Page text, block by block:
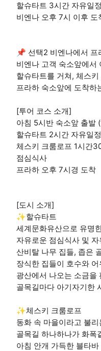
할슈타트 3시간 자유일
비엔나 오후 7시 이후 도
📌 선택2 비엔나에서
비엔나 고객 숙소앞에서
할슈타트를 거쳐, 체스
프라하 숙소앞에 도착하
[투어 코스 소개]
아침 5시반 숙소앞 출발
할슈타트 2시간 자유일정
체스키 크룸로프 1시간
점심식사
프라하 오후 7시경 도착
[도시 소개]
✨할슈타트
세계문화유산으로 유명
자유로운 점심식사 및
산비탈 나무 집들, 좁은
장식한 집들이 호수와
광산에서 나오는 소금을
골목길마다 아기자기한
✨체스키 크룸로프
동화 속 마을이라고 불
골목길 하나하나가 화폭
아침 안개 가득한 블타